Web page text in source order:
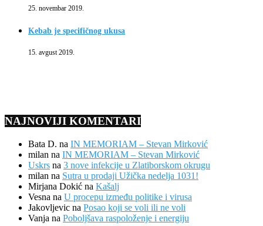
25. novembar 2019.
Kebab je specifičnog ukusa
15. avgust 2019.
NAJNOVIJI KOMENTARI
Bata D. na IN MEMORIAM – Stevan Mirković
milan na IN MEMORIAM – Stevan Mirković
Uskrs na 3 nove infekcije u Zlatiborskom okrugu
milan na Sutra u prodaji Užička nedelja 1031!
Mirjana Dokić na Kašalj
Vesna na U procepu između politike i virusa
Jakovljevic na Posao koji se voli ili ne voli
Vanja na Poboljšava raspoloženje i energiju